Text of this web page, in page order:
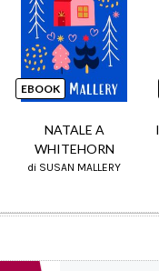
EBOOK
NATALE A
WHITEHORN
di SUSAN MALLERY